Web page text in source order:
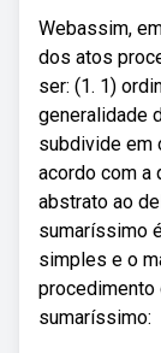
Webassim,
dos atos
ser: (1. 1)
generalidade
subdivide em
acordo com a
abstrato ao
sumaríssimo
simples e o
procedimento
sumaríssimo: